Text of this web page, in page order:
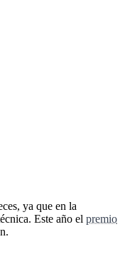
ya que en la
Este año el premio